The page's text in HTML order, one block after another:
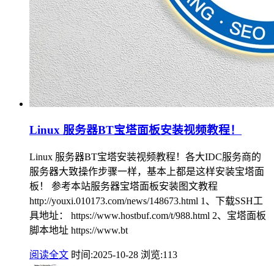
Linux 服务器BT宝塔面板安装视频教程！
Linux 服务器BT宝塔安装视频教程！各大IDC服务商的
服务器大致操作步骤一样，基本上都是这样安装宝塔面
板！ 参考本站服务器宝塔面板安装图文教程
http://youxi.010173.com/news/148673.html 1、下载SSH工
具地址： https://www.hostbuf.com/t/988.html 2、宝塔面板
脚本地址 https://www.bt
阅读全文 时间:2025-10-28 浏览:113